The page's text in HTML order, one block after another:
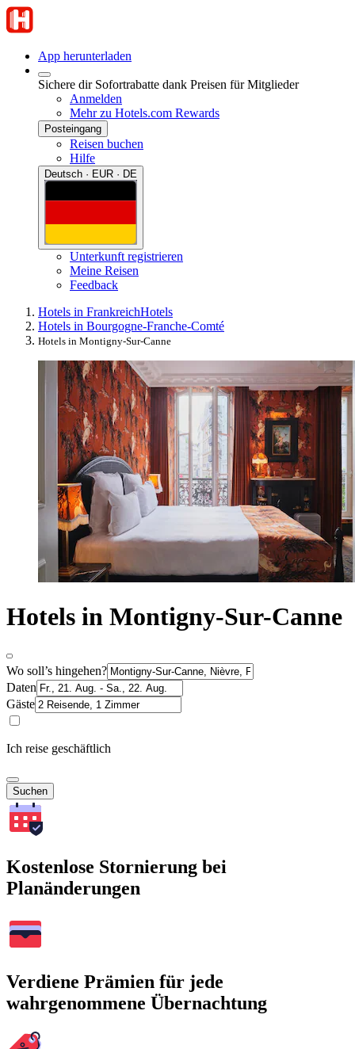
App herunterladen
Sichere dir Sofortrabatte dank Preisen für Mitglieder
Anmelden
Mehr zu Hotels.com Rewards
Posteingang
Reisen buchen
Hilfe
Deutsch · EUR · DE
Unterkunft registrieren
Meine Reisen
Feedback
Hotels in FrankreichHotels
Hotels in Bourgogne-Franche-Comté
Hotels in Montigny-Sur-Canne
Hotels in Montigny-Sur-Canne
Wo soll’s hingehen?
Daten
Gäste
Ich reise geschäftlich
Suchen
Kostenlose Stornierung bei
Planänderungen
Verdiene Prämien für jede
wahrgenommene Übernachtung